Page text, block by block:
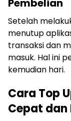
Pembelian
Setelah
menutup
transaksi dan
masuk. Hal ini
kemudian hari.
Cara Top
Cepat dan